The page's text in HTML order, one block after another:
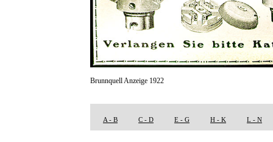
Brunnquell Anzeige 1922
A - B C - D E - G H - K L - N